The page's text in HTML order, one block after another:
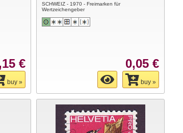
€
buy »
SCHWEIZ - 1970 - Freimarken für
Wertzeichengeber
0,05 €
buy »